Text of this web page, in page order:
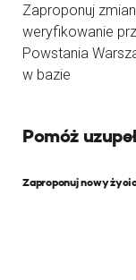
Zaproponuj
weryfikowanie
Powstania
w bazie
Pomóż
Zaproponuj nowy